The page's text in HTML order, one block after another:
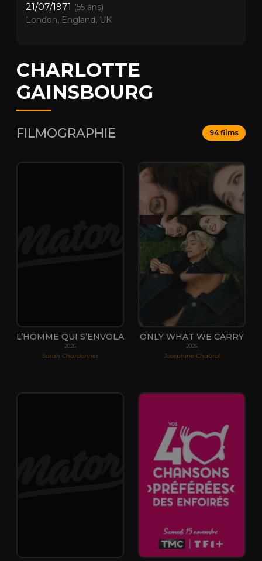
21/07/1971 (55 ans)
London, England, UK
CHARLOTTE
GAINSBOURG
FILMOGRAPHIE 94 films
L’HOMME QUI S’ENVOLA
2026
Sarah Chardonnet
ONLY WHAT WE CARRY
2026
Josephine Chabrol